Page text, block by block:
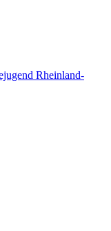
Rheinland-